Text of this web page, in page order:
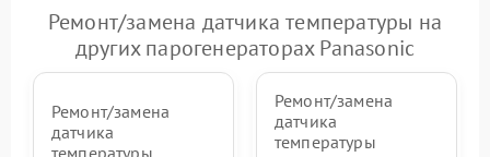
Ремонт/замена датчика температуры на
других парогенераторах Panasonic
Ремонт/замена
датчика
температуры
Ремонт/замена
датчика
температуры